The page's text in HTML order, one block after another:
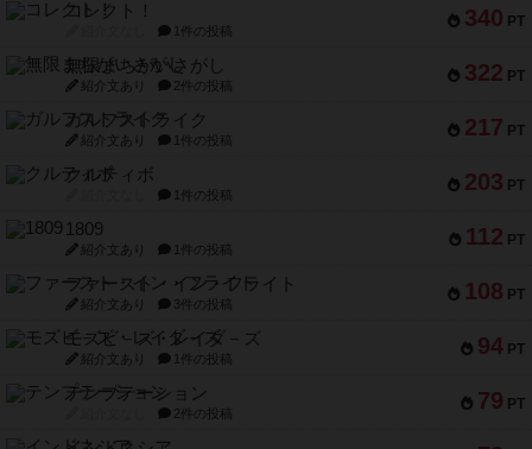
340 PT
コレクト！
1件の投稿
322 PT
無限まちがいさがし
紹介文あり 2件の投稿
217 PT
ガルフストライク
紹介文あり 1件の投稿
203 PT
クルティボ
1件の投稿
112 PT
1809
紹介文あり 1件の投稿
108 PT
ファースト・イン・フライト
紹介文あり 3件の投稿
94 PT
モズビ－ズ・レイダ－ズ
紹介文あり 1件の投稿
79 PT
テンプテーション
2件の投稿